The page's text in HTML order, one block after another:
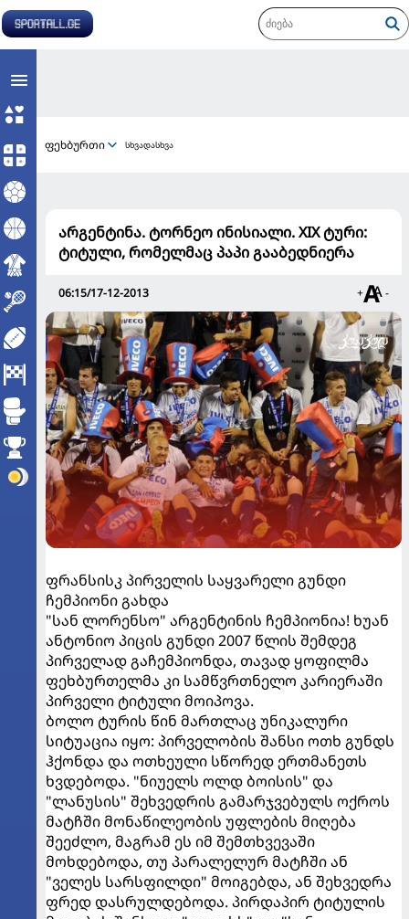
ფეხბურთი სხვადასხვა
არგენტინა. ტორნეო ინისიალი. XIX ტური:
ტიტული, რომელმაც პაპი გააბედნიერა
06:15/17-12-2013 + -
ფრანსისკ პირველის საყვარელი გუნდი
ჩემპიონი გახდა
"სან ლორენსო" არგენტინის ჩემპიონია! ხუან
ანტონიო პიცის გუნდი 2007 წლის შემდეგ
პირველად გაჩემპიონდა, თავად ყოფილმა
ფეხბურთელმა კი სამწვრთნელო კარიერაში
პირველი ტიტული მოიპოვა.
ბოლო ტურის წინ მართლაც უნიკალური
სიტუაცია იყო: პირველობის შანსი ოთხ გუნდს
ჰქონდა და ოთხეული სწორედ ერთმანეთს
ხვდებოდა. "ნიუელს ოლდ ბოისის" და
"ლანუსის" შეხვედრის გამარჯვებულს ოქროს
მატჩში მონაწილეობის უფლების მიღება
შეეძლო, მაგრამ ეს იმ შემთხვევაში
მოხდებოდა, თუ პარალელურ მატჩში ან
"ველეს სარსფილდი" მოიგებდა, ან შეხვედრა
ფრედ დასრულდებოდა. პირდაპირ ტიტულის